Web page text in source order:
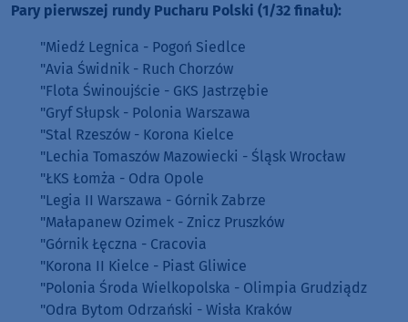
Pary pierwszej rundy Pucharu Polski (1/32 finału):
"Miedź Legnica - Pogoń Siedlce
"Avia Świdnik - Ruch Chorzów
"Flota Świnoujście - GKS Jastrzębie
"Gryf Słupsk - Polonia Warszawa
"Stal Rzeszów - Korona Kielce
"Lechia Tomaszów Mazowiecki - Śląsk Wrocław
"ŁKS Łomża - Odra Opole
"Legia II Warszawa - Górnik Zabrze
"Małapanew Ozimek - Znicz Pruszków
"Górnik Łęczna - Cracovia
"Korona II Kielce - Piast Gliwice
"Polonia Środa Wielkopolska - Olimpia Grudziądz
"Odra Bytom Odrzański - Wisła Kraków